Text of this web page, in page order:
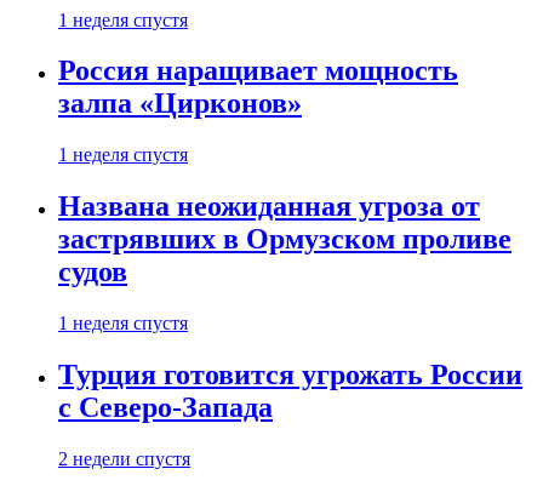
1 неделя спустя
Россия наращивает мощность
залпа «Цирконов»
1 неделя спустя
Названа неожиданная угроза от
застрявших в Ормузском проливе
судов
1 неделя спустя
Турция готовится угрожать России
с Северо-Запада
2 недели спустя